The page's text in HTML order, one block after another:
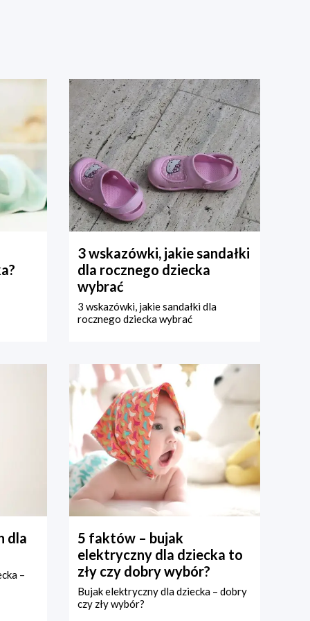
3 wskazówki, jakie sandałki
dla rocznego dziecka
wybrać
3 wskazówki, jakie sandałki dla
rocznego dziecka wybrać
dla
–
5 faktów – bujak
elektryczny dla dziecka to
zły czy dobry wybór?
Bujak elektryczny dla dziecka – dobry
czy zły wybór?